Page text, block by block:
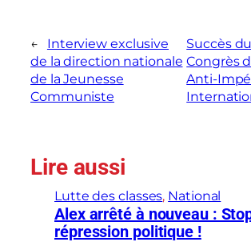
←
Interview exclusive
de la direction nationale
de la Jeunesse
Communiste
Succès
Congrès
Anti-
Lire aussi
Lutte des classes, National
Alex arrêté à nouveau :
répression politique !